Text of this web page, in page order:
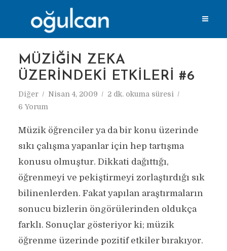
MÜZIĞIN ZEKA
ÜZERINDEKI ETKILERI #6
Diğer Nisan 4, 2009
2 dk. okuma süresi
6 Yorum
Müzik öğrenciler ya da bir konu üzerinde
sıkı çalışma yapanlar için hep tartışma
konusu olmuştur. Dikkati dağıttığı,
öğrenmeyi ve pekiştirmeyi zorlaştırdığı sık
bilinenlerden. Fakat yapılan araştırmaların
sonucu bizlerin öngörülerinden oldukça
farklı. Sonuçlar gösteriyor ki; müzik
öğrenme üzerinde pozitif etkiler bırakıyor.